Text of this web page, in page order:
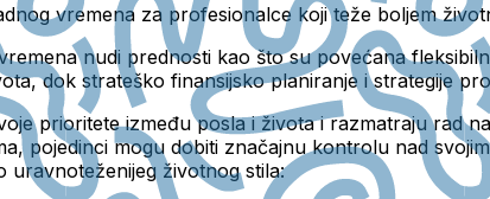
vremena za profesionalce koji teže boljem
nudi prednosti kao što su povećana
dok strateško finansijsko planiranje i strategije
prioritete između posla i života i razmatraju rad
pojedinci mogu dobiti značajnu kontrolu nad
uravnoteženijeg životnog stila: